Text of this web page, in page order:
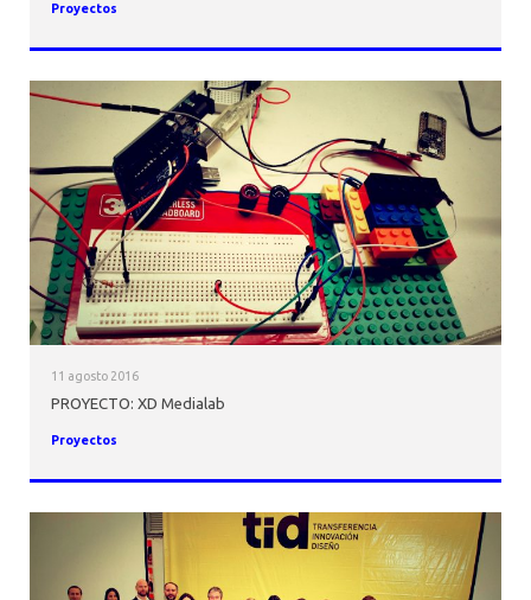
Proyectos
11 agosto 2016
PROYECTO: XD Medialab
Proyectos